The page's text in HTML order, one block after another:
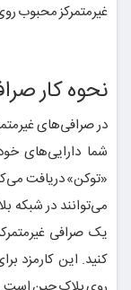
غیرمتمرکز محبوب
نحوه کار
در صرافی‌های
شما دارایی‌های
«توکن» دریافت
می‌توانند در شبکه
یک صرافی
کنید. این کارمزد